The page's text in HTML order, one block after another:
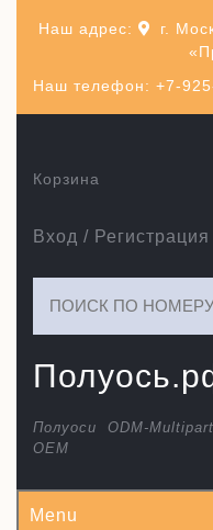
Наш телефон: +7-
Наш адрес:
г.
Полуоси ODM-
ОЕМ
Вход / Регистрация
Корзина
Menu